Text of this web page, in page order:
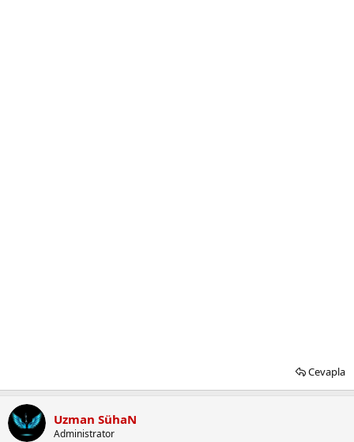
Cevapla
Uzman SühaN
Administrator